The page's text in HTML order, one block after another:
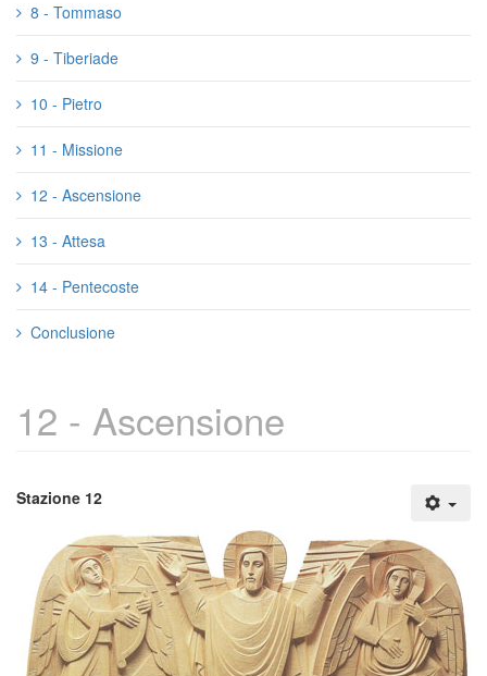
8 - Tommaso
9 - Tiberiade
10 - Pietro
11 - Missione
12 - Ascensione
13 - Attesa
14 - Pentecoste
Conclusione
12 - Ascensione
Stazione 12